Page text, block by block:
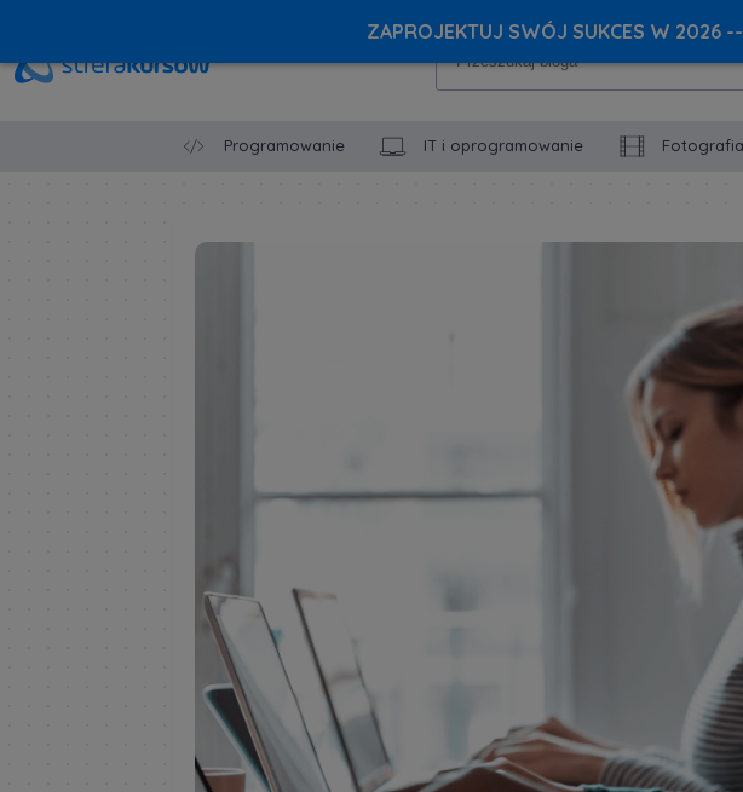
Programowanie IT i oprogramowanie
ZAPROJEKTUJ SWÓJ SUKCES W 2026